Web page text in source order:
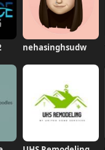
nehasinghsudw